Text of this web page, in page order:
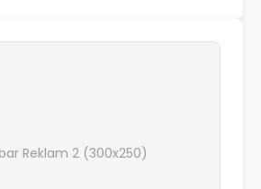
Reklam 2 (300x250)